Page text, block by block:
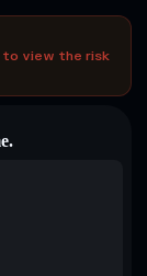
to view the risk